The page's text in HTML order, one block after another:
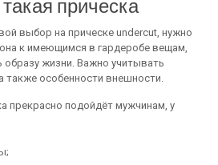
прическа
выбор на прическе undercut, нужно
к имеющимся в гардеробе вещам,
образу жизни. Важно учитывать
также особенности внешности.
прекрасно подойдёт мужчинам, у